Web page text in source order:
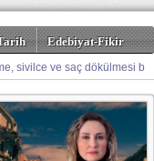
Edebiyat-Fikir